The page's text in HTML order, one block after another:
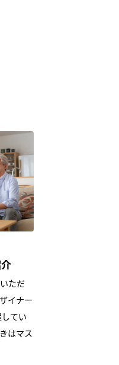
ただ
イナー
してい
はマス